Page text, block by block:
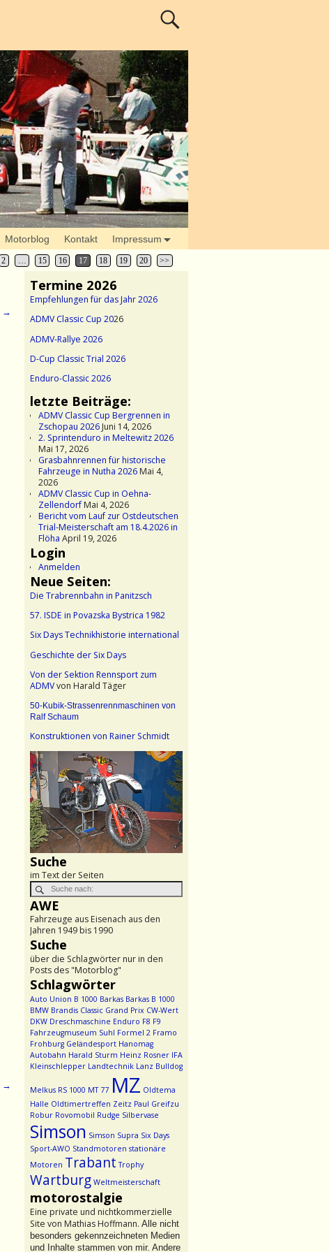
Motorblog Kontakt Impressum
2 … 15 16 17 18 19 20 >>
→
→
Termine 2026
Empfehlungen für das Jahr 2026
ADMV Classic Cup 2026
ADMV-Rallye 2026
D-Cup Classic Trial 2026
Enduro-Classic 2026
letzte Beiträge:
ADMV Classic Cup Bergrennen in
Zschopau 2026Juni 14, 2026
2. Sprintenduro in Meltewitz 2026
Mai 17, 2026
Grasbahnrennen für historische
Fahrzeuge in Nutha 2026Mai 4,
2026
ADMV Classic Cup in Oehna-
ZellendorfMai 4, 2026
Bericht vom Lauf zur Ostdeutschen
Trial-Meisterschaft am 18.4.2026 in
Flöha April 19, 2026
Login
Anmelden
Neue Seiten:
Die Trabrennbahn in Panitzsch
57. ISDE in Povazska Bystrica 1982
Six Days Technikhistorie international
Geschichte der Six Days
Von der Sektion Rennsport zum
ADMVvon Harald Täger
50-Kubik-Strassenrennmaschinen von
Ralf Schaum
Konstruktionen von Rainer Schmidt
Suche
im Text der Seiten
AWE
Fahrzeuge aus Eisenach aus den
Jahren 1949 bis 1990
Suche
über die Schlagwörter nur in den
Posts des "Motorblog"
Schlagwörter
Auto Union B 1000 Barkas Barkas B 1000
BMW Brandis Classic Grand Prix CW-Wert
DKW Dreschmaschine Enduro F8 F9
Fahrzeugmuseum Suhl Formel 2 Framo
Frohburg Geländesport Hanomag
Autobahn Harald Sturm Heinz Rosner IFA
Kleinschlepper Landtechnik Lanz Bulldog
Melkus RS 1000 MT 77 MZ Oldtema
Halle Oldtimertreffen Zeitz Paul Greifzu
Robur Rovomobil Rudge Silbervase
Simson Simson Supra Six Days
Sport-AWO Standmotoren stationäre
Motoren Trabant Trophy
Wartburg Weltmeisterschaft
motorostalgie
Eine private und nichtkommerzielle
Site von Mathias Hoffmann. Alle nicht
besonders gekennzeichneten Medien
und Inhalte stammen von mir. Andere